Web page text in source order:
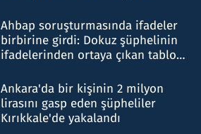
Ahbap soruşturmasında ifadeler
birbirine girdi: Dokuz şüphelinin
ifadelerinden ortaya çıkan tablo
Ankara'da bir kişinin 2 milyon
lirasını gasp eden şüpheliler
Kırıkkale'de yakalandı